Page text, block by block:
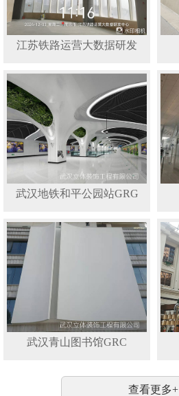
江苏铁路运营大数据研发
武汉地铁和平公园站GRG
武汉青山图书馆GRC
查看更多+